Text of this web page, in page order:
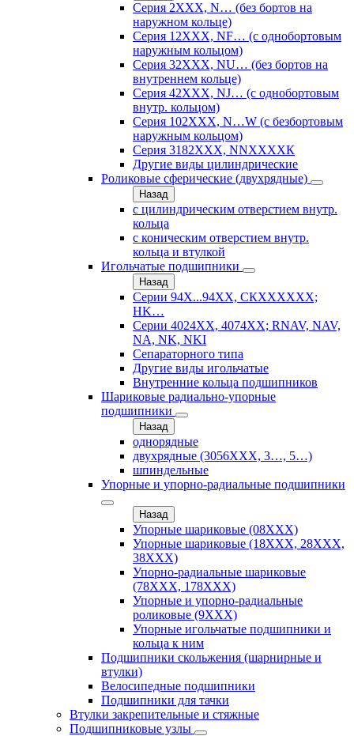
Серия 2ХХХ, N… (без бортов на
наружном кольце)
Серия 12ХХХ, NF… (с однобортовым
наружным кольцом)
Серия 32ХХХ, NU… (без бортов на
внутреннем кольце)
Серия 42ХХХ, NJ… (с однобортовым
внутр. кольцом)
Серия 102ХХХ, N…W (с безбортовым
наружным кольцом)
Серия 3182ХХХ, NNХХХХК
Другие виды цилиндрические
Роликовые сферические (двухрядные)
Назад
с цилиндрическим отверстием внутр.
кольца
с коническим отверстием внутр.
кольца и втулкой
Игольчатые подшипники
Назад
Серии 94Х...94ХХ, СКХХХХХХ;
HK…
Серии 4024ХХ, 4074ХХ; RNAV, NAV,
NA, NK, NKI
Сепараторного типа
Другие виды игольчатые
Внутренние кольца подшипников
Шариковые радиально-упорные
подшипники
Назад
однорядные
двухрядные (3056ХХХ, 3…, 5…)
шпиндельные
Упорные и упорно-радиальные подшипники
Назад
Упорные шариковые (08XXX)
Упорные шариковые (18XXX, 28XXХ,
38ХХХ)
Упорно-радиальные шариковые
(78XXX, 178ХХХ)
Упорные и упорно-радиальные
роликовые (9ХХХ)
Упорные игольчатые подшипники и
кольца к ним
Подшипники скольжения (шарнирные и
втулки)
Велосипедные подшипники
Подшипники для тачки
Втулки закрепительные и стяжные
Подшипниковые узлы